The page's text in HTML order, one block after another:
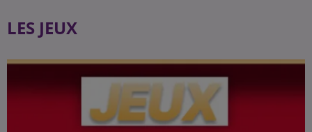
LES JEUX